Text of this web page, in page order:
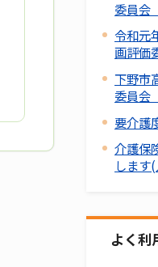
委員
令和元
画評価
下野市
委員
要介護
介護保
します
よく利